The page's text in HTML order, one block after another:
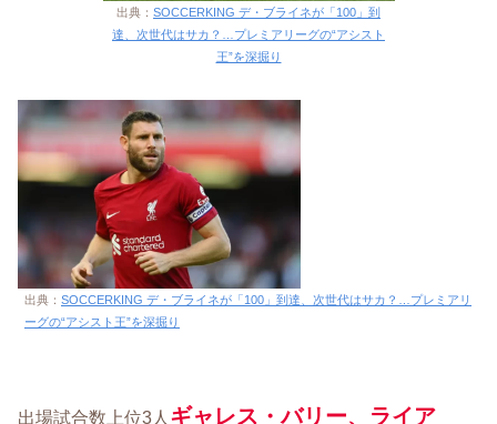
出典： SOCCERKING デ・ブライネが「100」到
達、次世代はサカ？…プレミアリーグの“アシスト
王”を深掘り
出典： SOCCERKING デ・ブライネが「100」到達、次世代はサカ？…プレミアリ
ーグの“アシスト王”を深掘り
出場試合数上位3人 ギャレス・バリー、ライア